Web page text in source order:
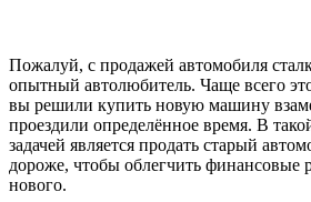
Пожалуй, с продажей автомобиля
опытный автолюбитель. Чаще всего это
вы решили купить новую машину
проездили определённое время. В
задачей является продать старый
дороже, чтобы облегчить финансовые
нового.